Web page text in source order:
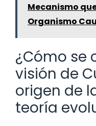
Mecanismo
Organismo
¿Cómo se
visión de
origen de
teoría